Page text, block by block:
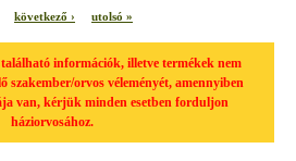
következő › utolsó »
információk, illetve termékek nem
szakember/orvos véleményét, amennyiben
van, kérjük minden esetben forduljon
háziorvosához.